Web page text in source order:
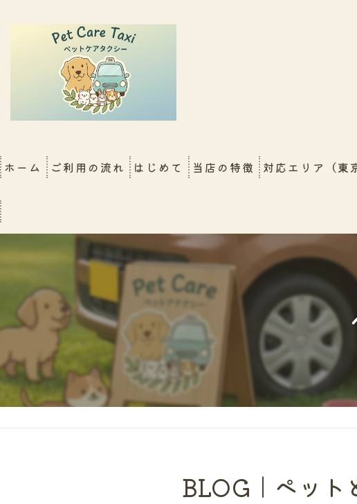
ホーム ご利用の流れ はじめて 当店の特徴
シッター同行移動（新幹線・飛行
犬
猫
大型犬
対応エリア（東
BLOG｜ペット